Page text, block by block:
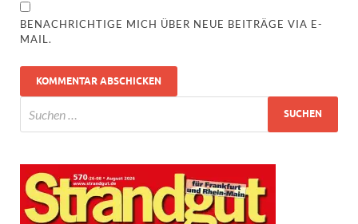
BENACHRICHTIGE MICH ÜBER NEUE BEITRÄGE VIA E-
MAIL.